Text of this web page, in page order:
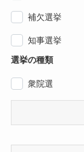
補欠選挙
知事選挙
選挙の種類
衆院選